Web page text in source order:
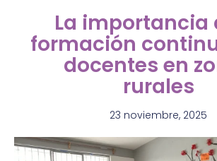
La importancia
formación
docentes en
rurales
23 noviembre, 2025